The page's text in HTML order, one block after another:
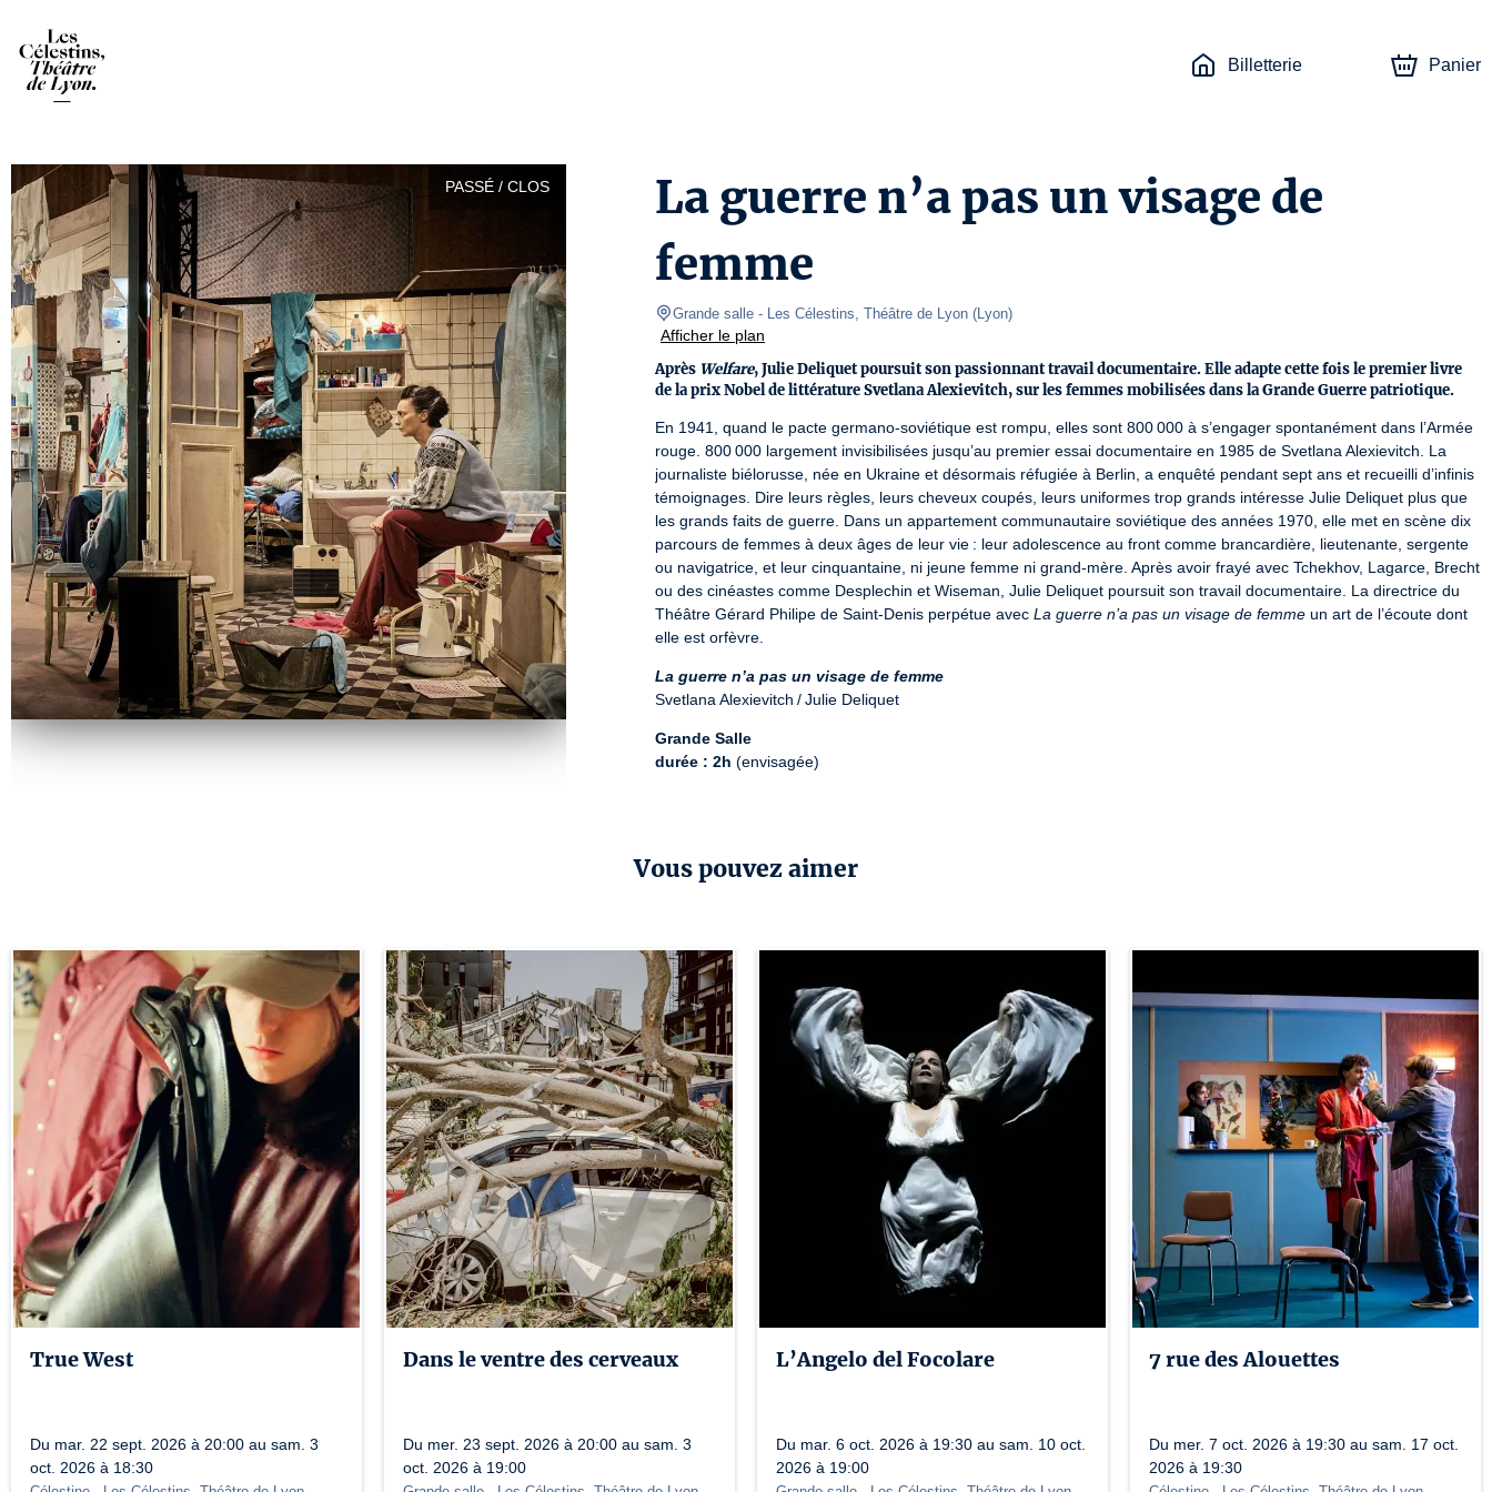
Billetterie Panier
PASSÉ / CLOS
La guerre n’a pas un visage de
femme
Grande salle - Les Célestins, Théâtre de Lyon (Lyon)
Afficher le plan
Après Welfare, Julie Deliquet poursuit son passionnant travail documentaire. Elle adapte cette fois le premier livre
de la prix Nobel de littérature Svetlana Alexievitch, sur les femmes mobilisées dans la Grande Guerre patriotique.
En 1941, quand le pacte germano-soviétique est rompu, elles sont 800 000 à s’engager spontanément dans l’Armée
rouge. 800 000 largement invisibilisées jusqu’au premier essai documentaire en 1985 de Svetlana Alexievitch. La
journaliste biélorusse, née en Ukraine et désormais réfugiée à Berlin, a enquêté pendant sept ans et recueilli d’infinis
témoignages. Dire leurs règles, leurs cheveux coupés, leurs uniformes trop grands intéresse Julie Deliquet plus que
les grands faits de guerre. Dans un appartement communautaire soviétique des années 1970, elle met en scène dix
parcours de femmes à deux âges de leur vie : leur adolescence au front comme brancardière, lieutenante, sergente
ou navigatrice, et leur cinquantaine, ni jeune femme ni grand-mère. Après avoir frayé avec Tchekhov, Lagarce, Brecht
ou des cinéastes comme Desplechin et Wiseman, Julie Deliquet poursuit son travail documentaire. La directrice du
Théâtre Gérard Philipe de Saint-Denis perpétue avec La guerre n’a pas un visage de femme un art de l’écoute dont
elle est orfèvre.
La guerre n’a pas un visage de femme
Svetlana Alexievitch / Julie Deliquet
Grande Salle
durée : 2h (envisagée)
Vous pouvez aimer
True West
Du mar. 22 sept. 2026 à 20:00 au sam. 3
oct. 2026 à 18:30
Dans le ventre des cerveaux
Du mer. 23 sept. 2026 à 20:00 au sam. 3
oct. 2026 à 19:00
L’Angelo del Focolare
Du mar. 6 oct. 2026 à 19:30 au sam. 10 oct.
2026 à 19:00
7 rue des Alouettes
Du mer. 7 oct. 2026 à 19:30 au sam. 17 oct.
2026 à 19:30